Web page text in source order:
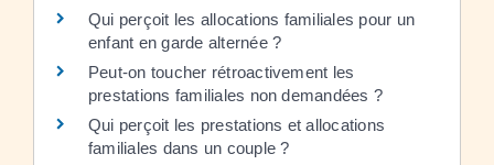
Qui perçoit les allocations familiales pour un
enfant en garde alternée ?
Peut-on toucher rétroactivement les
prestations familiales non demandées ?
Qui perçoit les prestations et allocations
familiales dans un couple ?